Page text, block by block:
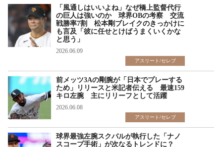
「風通しはいいよね」なぜ橋上監督代行
の巨人は強いのか 球界OBの考察 交流
戦勝率7割 松本剛ブレイクのきっかけに
も言及「彼に任せとけばうまくいくかな
と思う」
2026.06.09
アスリート/セレブ
前メッツ3Aの剛腕が「日本でプレーする
ため」リリースと米記者伝える 最速159
キロ左腕 主にリリーフとして活躍
2026.06.08
アスリート/セレブ
球界最強左腕スクバルが執行した「ナノ
スコープ手術」が次なるトレンドに？